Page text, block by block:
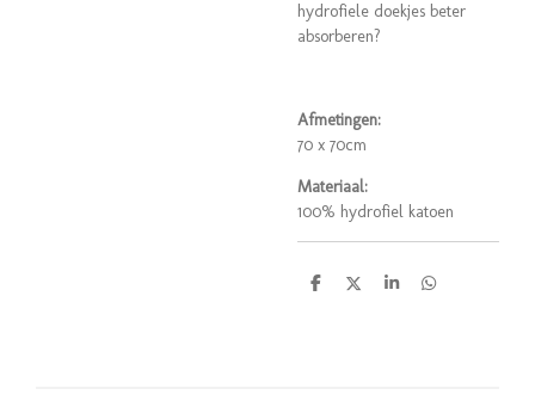
hydrofiele doekjes beter
absorberen?
Afmetingen:
70 x 70cm
Materiaal:
100% hydrofiel katoen
D
D
S
D